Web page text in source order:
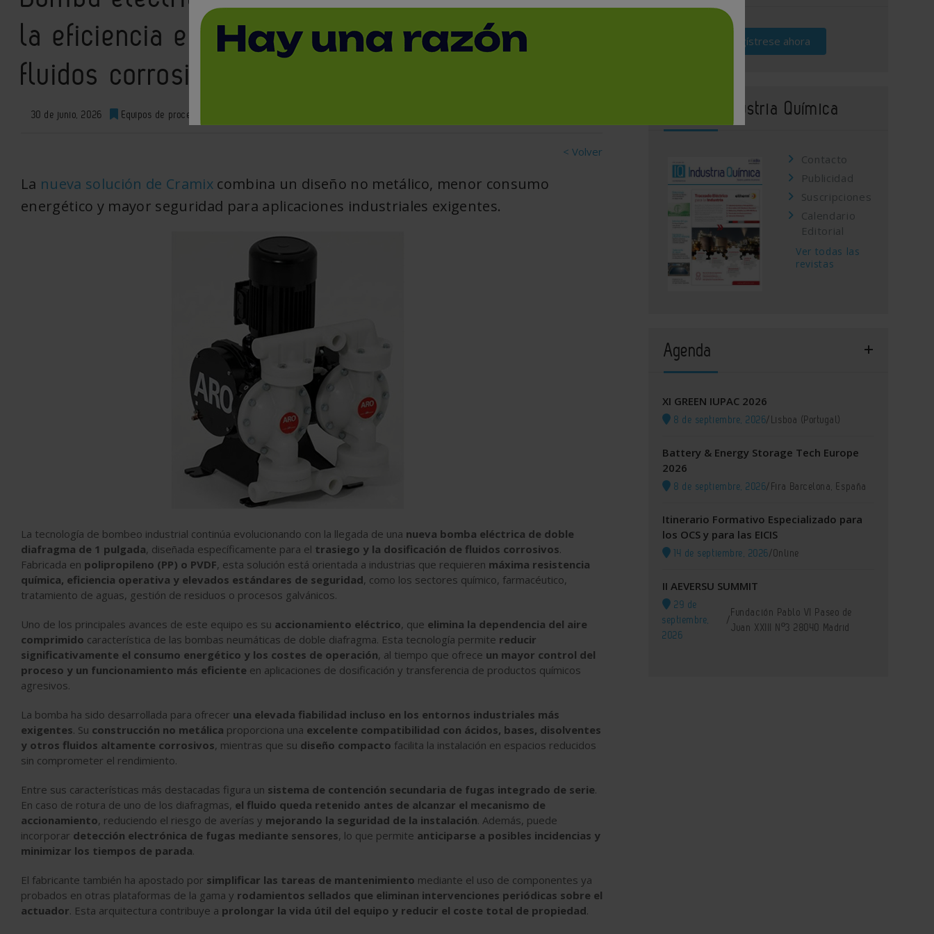
la eficiencia energética para el manejo de
fluidos corrosivos
30 de junio, 2026 Equipos de proceso
< Volver
La nueva solución de Cramix combina un diseño no metálico, menor consumo
energético y mayor seguridad para aplicaciones industriales exigentes.
La tecnología de bombeo industrial continúa evolucionando con la llegada de una nueva bomba eléctrica de doble
diafragma de 1 pulgada, diseñada específicamente para el trasiego y la dosificación de fluidos corrosivos.
Fabricada en polipropileno (PP) o PVDF, esta solución está orientada a industrias que requieren máxima resistencia
química, eficiencia operativa y elevados estándares de seguridad, como los sectores químico, farmacéutico,
tratamiento de aguas, gestión de residuos o procesos galvánicos.
Uno de los principales avances de este equipo es su accionamiento eléctrico, que elimina la dependencia del aire
comprimido característica de las bombas neumáticas de doble diafragma. Esta tecnología permite reducir
significativamente el consumo energético y los costes de operación, al tiempo que ofrece un mayor control del
proceso y un funcionamiento más eficiente en aplicaciones de dosificación y transferencia de productos químicos
agresivos.
La bomba ha sido desarrollada para ofrecer una elevada fiabilidad incluso en los entornos industriales más
exigentes. Su construcción no metálica proporciona una excelente compatibilidad con ácidos, bases, disolventes
y otros fluidos altamente corrosivos, mientras que su diseño compacto facilita la instalación en espacios reducidos
sin comprometer el rendimiento.
Entre sus características más destacadas figura un sistema de contención secundaria de fugas integrado de serie.
En caso de rotura de uno de los diafragmas, el fluido queda retenido antes de alcanzar el mecanismo de
accionamiento, reduciendo el riesgo de averías y mejorando la seguridad de la instalación. Además, puede
incorporar detección electrónica de fugas mediante sensores, lo que permite anticiparse a posibles incidencias y
minimizar los tiempos de parada.
El fabricante también ha apostado por simplificar las tareas de mantenimiento mediante el uso de componentes ya
probados en otras plataformas de la gama y rodamientos sellados que eliminan intervenciones periódicas sobre el
actuador. Esta arquitectura contribuye a prolongar la vida útil del equipo y reducir el coste total de propiedad.
Regístrese ahora
Revista Industria Química
Contacto
Publicidad
Suscripciones
Calendario
Editorial
Ver todas las
revistas
Agenda
XI GREEN IUPAC 2026
8 de septiembre, 2026/Lisboa (Portugal)
Battery & Energy Storage Tech Europe
2026
8 de septiembre, 2026/Fira Barcelona, España
Itinerario Formativo Especializado para
los OCS y para las EICIS
14 de septiembre, 2026/Online
II AEVERSU SUMMIT
29 de
septiembre,
2026
/
Fundación Pablo VI Paseo de
Juan XXIII Nº3 28040 Madrid